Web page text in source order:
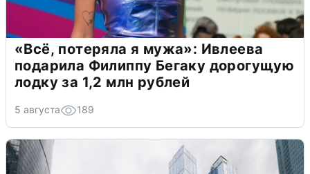
«Всё, потеряла я мужа»: Ивлеева
подарила Филиппу Бегаку дорогущую
лодку за 1,2 млн рублей
5 августа 189